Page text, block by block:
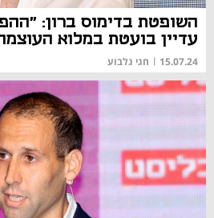
השופטת בדימוס ברון:
עדיין בועטת במלוא
15.07.24
| חגי גלבוע